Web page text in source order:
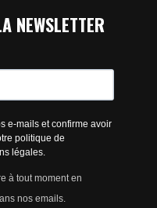
NEWSLETTER
e-mails et confirme avoir
politique de
légales.
à tout moment en
nos emails.